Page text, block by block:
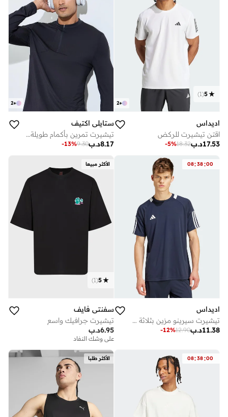
+
2
5
(
1
)
اديداس
اقتن تيشيرت للركض
د.ب17.53
18.32
-5%
+
2
ستايلي اكتيف
تيشيرت تمرين بأكمام طويلة وسُحاب غلق للرجال
د.ب8.17
9.30
-13%
08:38:00
اديداس
تيشيرت سيرينو مزين بثلاثة خطوط
د.ب11.38
12.90
-12%
الأكثر مبيعا
5
(
1
)
سفنتي فايف
تيشيرت جرافيك واسع
د.ب6.95
على وشك النفاد
08:38:00 الأكثر طلبا